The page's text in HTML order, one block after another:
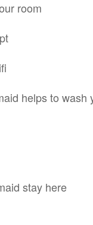
room
helps to wash
stay here